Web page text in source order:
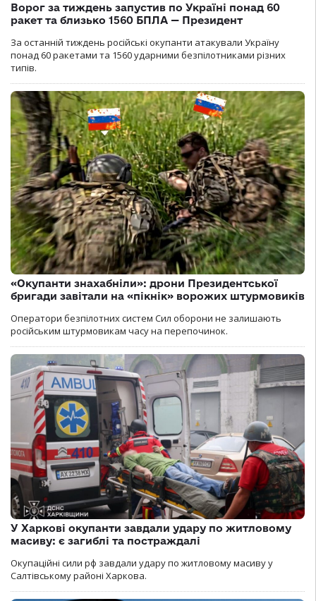
Ворог за тиждень запустив по Україні понад 60
ракет та близько 1560 БПЛА — Президент
За останній тиждень російські окупанти атакували Україну
понад 60 ракетами та 1560 ударними безпілотниками різних
типів.
«Окупанти знахабніли»: дрони Президентської
бригади завітали на «пікнік» ворожих штурмовиків
Оператори безпілотних систем Сил оборони не залишають
російським штурмовикам часу на перепочинок.
У Харкові окупанти завдали удару по житловому
масиву: є загиблі та постраждалі
Окупаційні сили рф завдали удару по житловому масиву у
Салтівському районі Харкова.